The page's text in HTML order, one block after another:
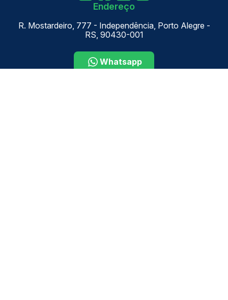
Endereço
R. Mostardeiro, 777 - Independência, Porto Alegre -
RS, 90430-001
Whatsapp